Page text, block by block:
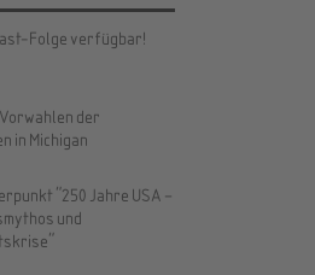
Folge verfügbar!
der
in Michigan
"250 Jahre USA –
und